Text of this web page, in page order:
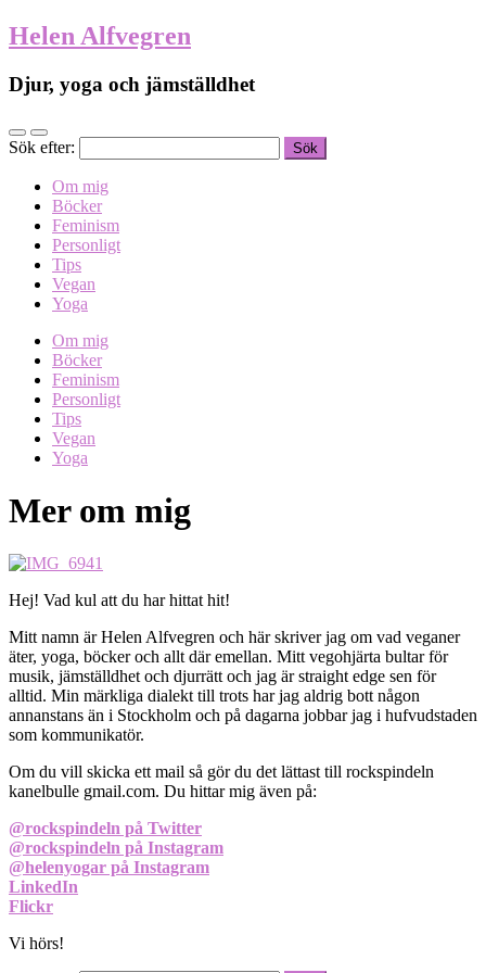
Helen Alfvegren
Djur, yoga och jämställdhet
Sök efter:
Om mig
Böcker
Feminism
Personligt
Tips
Vegan
Yoga
Om mig
Böcker
Feminism
Personligt
Tips
Vegan
Yoga
Mer om mig
Hej! Vad kul att du har hittat hit!
Mitt namn är Helen Alfvegren och här skriver jag om vad veganer
äter, yoga, böcker och allt där emellan. Mitt vegohjärta bultar för
musik, jämställdhet och djurrätt och jag är straight edge sen för
alltid. Min märkliga dialekt till trots har jag aldrig bott någon
annanstans än i Stockholm och på dagarna jobbar jag i hufvudstaden
som kommunikatör.
Om du vill skicka ett mail så gör du det lättast till rockspindeln
kanelbulle gmail.com. Du hittar mig även på:
@rockspindeln på Twitter
@rockspindeln på Instagram
@helenyogar på Instagram
LinkedIn
Flickr
Vi hörs!